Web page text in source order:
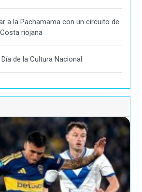
a la Pachamama con un circuito de
riojana
de la Cultura Nacional